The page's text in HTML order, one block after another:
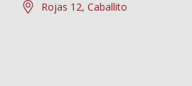
Rojas 12, Caballito